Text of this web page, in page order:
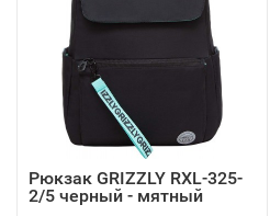
Рюкзак GRIZZLY RXL-325-
2/5 черный - мятный